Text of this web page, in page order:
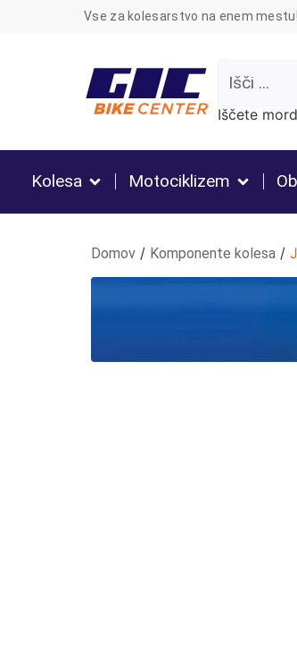
Vse za kolesarstvo na enem mestu!
Iščete
Kolesa Motociklizem
Domov / Komponente kolesa /